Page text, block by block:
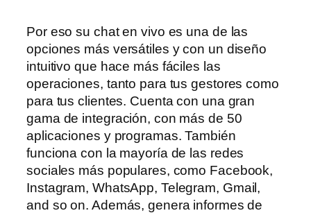
Por eso su chat en vivo es una de las
opciones más versátiles y con un diseño
intuitivo que hace más fáciles las
operaciones, tanto para tus gestores como
para tus clientes. Cuenta con una gran
gama de integración, con más de 50
aplicaciones y programas. También
funciona con la mayoría de las redes
sociales más populares, como Facebook,
Instagram, WhatsApp, Telegram, Gmail,
and so on. Además, genera informes de